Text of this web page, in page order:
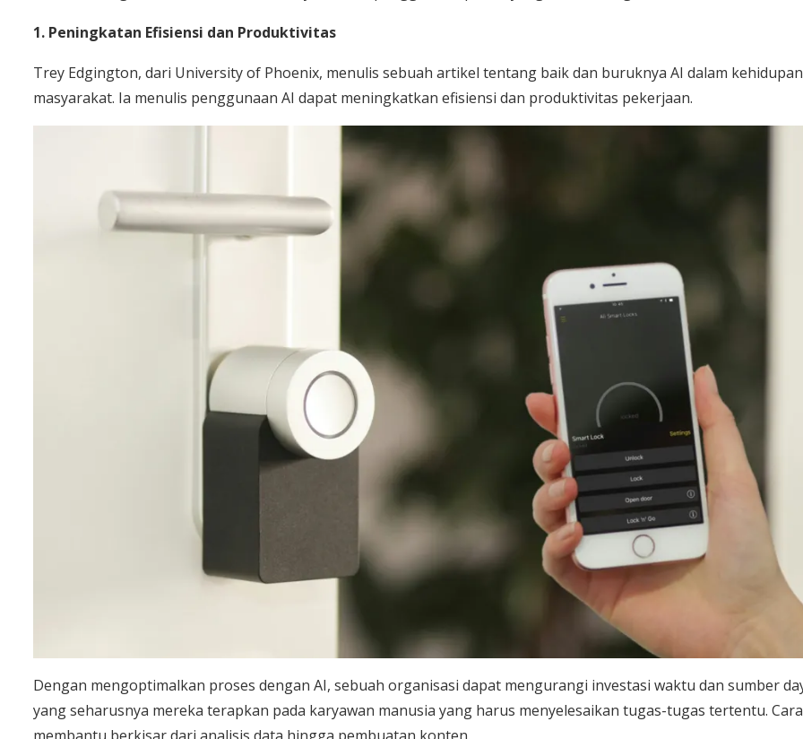
1. Peningkatan Efisiensi dan Produktivitas
Trey Edgington, dari University of Phoenix, menulis sebuah artikel tentang baik dan buruknya AI dalam kehidupan
masyarakat. Ia menulis penggunaan AI dapat meningkatkan efisiensi dan produktivitas pekerjaan.
Dengan mengoptimalkan proses dengan AI, sebuah organisasi dapat mengurangi investasi waktu dan sumber
yang seharusnya mereka terapkan pada karyawan manusia yang harus menyelesaikan tugas-tugas tertentu.